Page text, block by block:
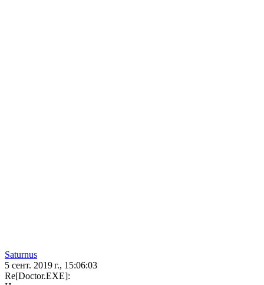
Saturnus
5 сент. 2019 г., 15:06:03
Re[Doctor.EXE]: